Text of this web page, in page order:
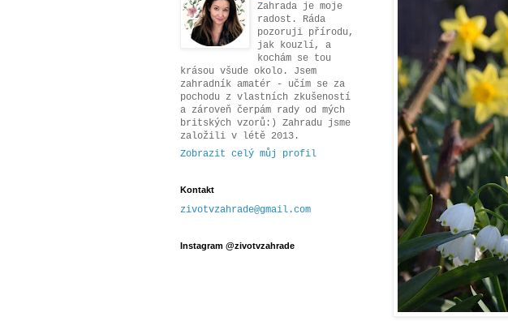
Zahrada je moje
radost. Ráda
pozoruji přírodu,
jak kouzlí, a
kochám se tou
krásou všude okolo. Jsem
zahradník amatér - učím se za
pochodu z vlastních zkušeností
a zároveň čerpám rady od mých
britských vzorů:) Zahradu jsme
založili v létě 2013.
Zobrazit celý můj profil
Kontakt
zivotvzahrade@gmail.com
Instagram @zivotvzahrade